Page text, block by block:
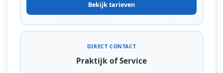
Bekijk tarieven
DIRECT CONTACT
Praktijk of Service